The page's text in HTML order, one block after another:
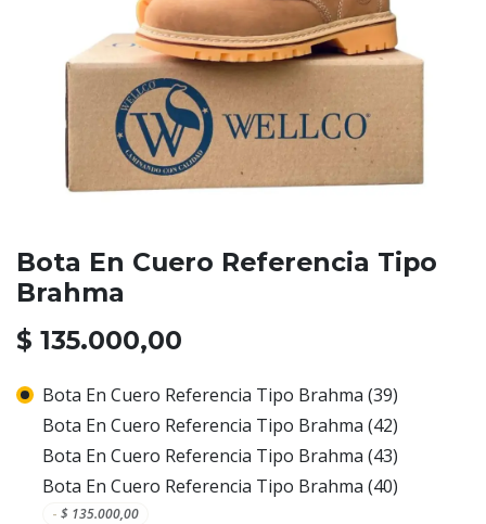
Bota En Cuero Referencia Tipo
Brahma
$ 135.000,00
Bota En Cuero Referencia Tipo Brahma (39)
Bota En Cuero Referencia Tipo Brahma (42)
Bota En Cuero Referencia Tipo Brahma (43)
Bota En Cuero Referencia Tipo Brahma (40)
- $ 135.000,00